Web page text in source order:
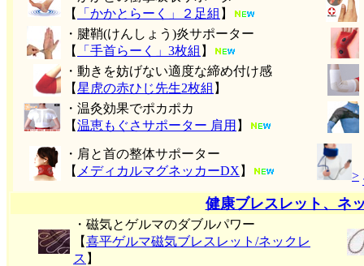
【
「かかとらーく」２足組 】
・腱鞘(けんしょう)炎サポーター
【
「手首らーく」3枚組 】
・動きを妨げない適度な締め付け感
【星虎の赤ひじ先生2枚組 】
・温灸効果でポカポカ
【温恵もぐさサポーター 肩用 】
・肩と首の整体サポーター
【 メディカルマグネッカーDX 】 >
健康ブレスレット、ネ
・磁気とゲルマのダブルパワー
【喜平ゲルマ磁気ブレスレット/ネックレ
ス 】